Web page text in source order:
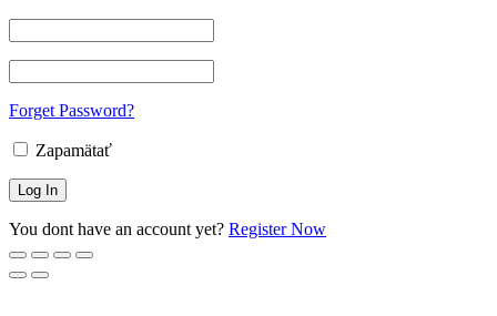
Forget Password?
Zapamätať
You dont have an account yet? Register Now